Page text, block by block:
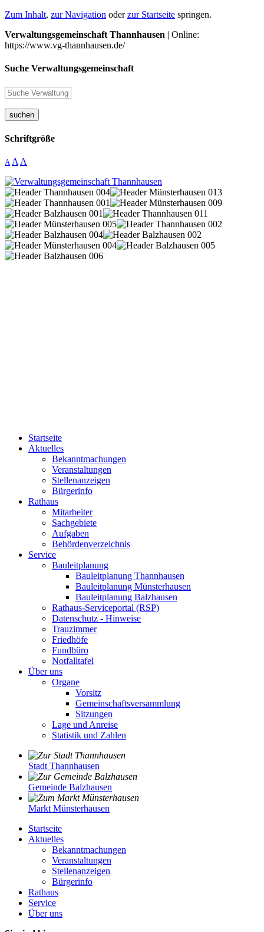
Zum Inhalt, zur Navigation oderzur Startseite springen.
Verwaltungsgemeinschaft Thannhausen | Online:
https://www.vg-thannhausen.de/
Suche Verwaltungsgemeinschaft
suchen
Schriftgröße
A A A
Startseite
Aktuelles
Bekanntmachungen
Veranstaltungen
Stellenanzeigen
Bürgerinfo
Rathaus
Mitarbeiter
Sachgebiete
Aufgaben
Behördenverzeichnis
Service
Bauleitplanung
Bauleitplanung Thannhausen
Bauleitplanung Münsterhausen
Bauleitplanung Balzhausen
Rathaus-Serviceportal (RSP)
Datenschutz - Hinweise
Trauzimmer
Friedhöfe
Fundbüro
Notfalltafel
Über uns
Organe
Vorsitz
Gemeinschaftsversammlung
Sitzungen
Lage und Anreise
Statistik und Zahlen
Stadt Thannhausen
Gemeinde Balzhausen
Markt Münsterhausen
Startseite
Aktuelles
Bekanntmachungen
Veranstaltungen
Stellenanzeigen
Bürgerinfo
Rathaus
Service
Über uns